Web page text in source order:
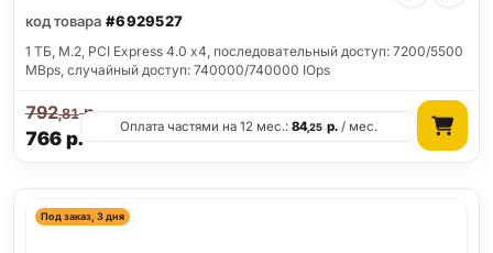
код товара #6929527
1 ТБ, M.2, PCI Express 4.0 x4, последовательный доступ: 7200/5500
MBps, случайный доступ: 740000/740000 IOps
766р.
792,81р.
Оплата частями на 12 мес.:84,25 р./ мес.
Под заказ, 3 дня